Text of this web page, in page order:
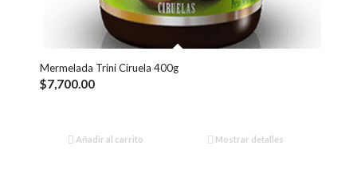
Mermelada Trini Ciruela 400g
$7,700.00
Añadir al carrito Mostrar detalles